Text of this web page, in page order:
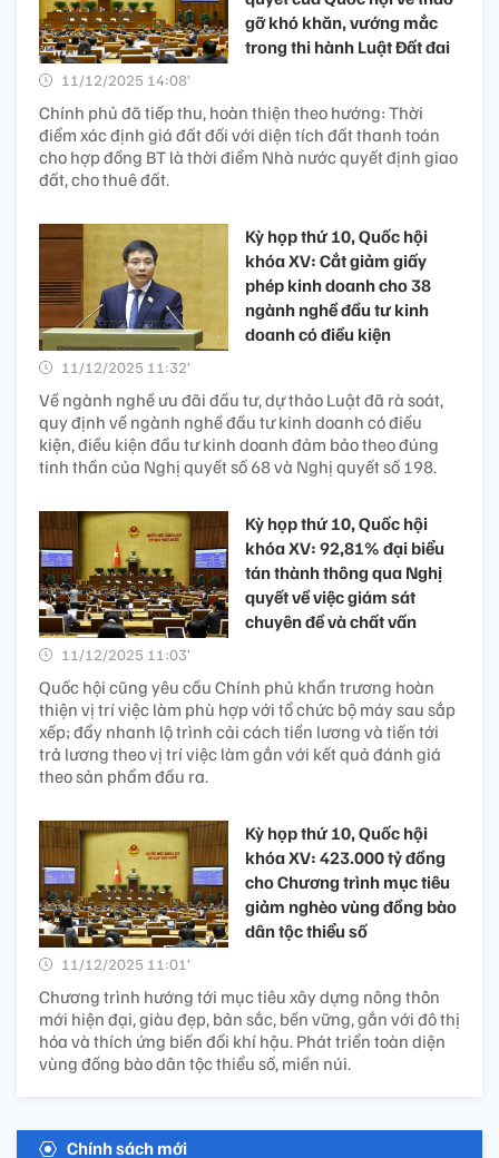
gỡ khó khăn, vướng mắc
trong thi hành Luật Đất đai
11/12/2025 14:08’
Chính phủ đã tiếp thu, hoàn thiện theo hướng: Thời
điểm xác định giá đất đối với diện tích đất thanh toán
cho hợp đồng BT là thời điểm Nhà nước quyết định giao
đất, cho thuê đất.
Kỳ họp thứ 10, Quốc hội
khóa XV: Cắt giảm giấy
phép kinh doanh cho 38
ngành nghề đầu tư kinh
doanh có điều kiện
11/12/2025 11:32’
Về ngành nghề ưu đãi đầu tư, dự thảo Luật đã rà soát,
quy định về ngành nghề đầu tư kinh doanh có điều
kiện, điều kiện đầu tư kinh doanh đảm bảo theo đúng
tinh thần của Nghị quyết số 68 và Nghị quyết số 198.
Kỳ họp thứ 10, Quốc hội
khóa XV: 92,81% đại biểu
tán thành thông qua Nghị
quyết về việc giám sát
chuyên đề và chất vấn
11/12/2025 11:03’
Quốc hội cũng yêu cầu Chính phủ khẩn trương hoàn
thiện vị trí việc làm phù hợp với tổ chức bộ máy sau sắp
xếp; đẩy nhanh lộ trình cải cách tiền lương và tiến tới
trả lương theo vị trí việc làm gắn với kết quả đánh giá
theo sản phẩm đầu ra.
Kỳ họp thứ 10, Quốc hội
khóa XV: 423.000 tỷ đồng
cho Chương trình mục tiêu
giảm nghèo vùng đồng bào
dân tộc thiểu số
11/12/2025 11:01’
Chương trình hướng tới mục tiêu xây dựng nông thôn
mới hiện đại, giàu đẹp, bản sắc, bền vững, gắn với đô thị
hóa và thích ứng biến đổi khí hậu. Phát triển toàn diện
vùng đồng bào dân tộc thiểu số, miền núi.
Chính sách mới